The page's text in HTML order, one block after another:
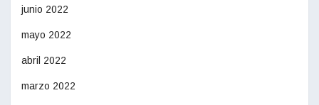
junio 2022
mayo 2022
abril 2022
marzo 2022